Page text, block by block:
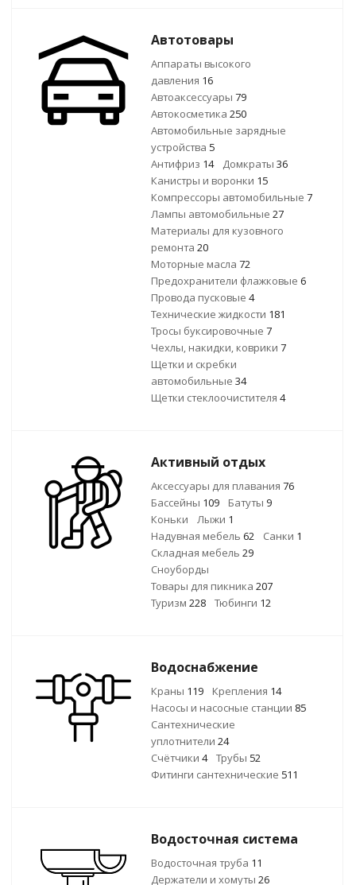
Автотовары
Аппараты высокого
давления 16
Автоаксессуары 79
Автокосметика 250
Автомобильные зарядные
устройства 5
Антифриз 14 Домкраты 36
Канистры и воронки 15
Компрессоры автомобильные 7
Лампы автомобильные 27
Материалы для кузовного
ремонта 20
Моторные масла 72
Предохранители флажковые 6
Провода пусковые 4
Технические жидкости 181
Тросы буксировочные 7
Чехлы, накидки, коврики 7
Щетки и скребки
автомобильные 34
Щетки стеклоочистителя 4
Активный отдых
Аксессуары для плавания 76
Бассейны 109 Батуты 9
Коньки
Лыжи 1
Надувная мебель 62 Санки 1
Складная мебель 29
Сноуборды
Товары для пикника 207
Туризм 228 Тюбинги 12
Водоснабжение
Краны 119 Крепления 14
Насосы и насосные станции 85
Сантехнические
уплотнители 24
Счётчики 4 Трубы 52
Фитинги сантехнические 511
Водосточная система
Водосточная труба 11
Держатели и хомуты 26